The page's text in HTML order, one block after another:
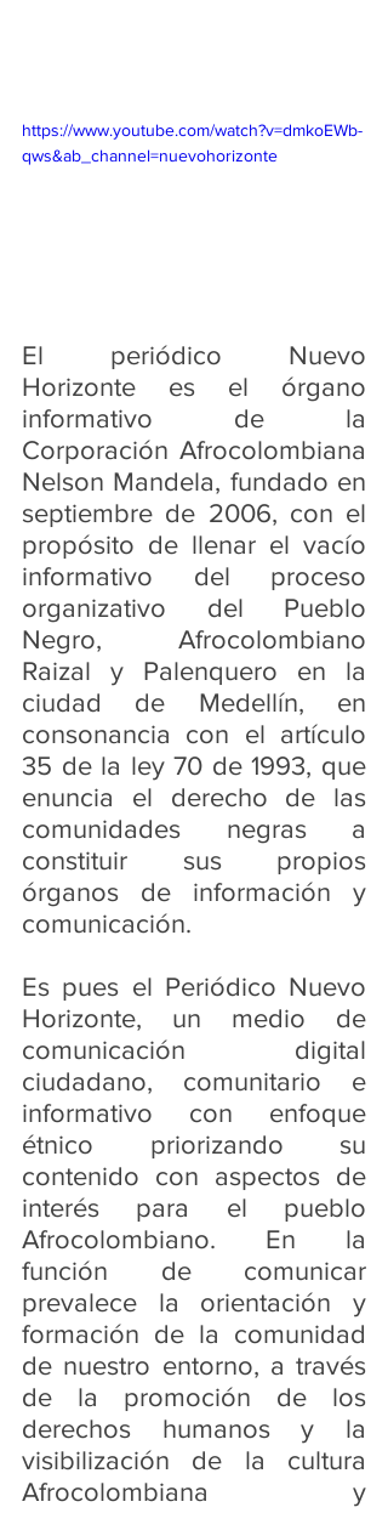
https://www.youtube.com/watch?v=dmkoEWb-
qws&ab_channel=nuevohorizonte
El periódico Nuevo
Horizonte es el órgano
informativo de la
Corporación Afrocolombiana
Nelson Mandela, fundado en
septiembre de 2006, con el
propósito de llenar el vacío
informativo del proceso
organizativo del Pueblo
Negro, Afrocolombiano
Raizal y Palenquero en la
ciudad de Medellín, en
consonancia con el artículo
35 de la ley 70 de 1993, que
enuncia el derecho de las
comunidades negras a
constituir sus propios
órganos de información y
comunicación.
Es pues el Periódico Nuevo
Horizonte, un medio de
comunicación digital
ciudadano, comunitario e
informativo con enfoque
étnico priorizando su
contenido con aspectos de
interés para el pueblo
Afrocolombiano. En la
función de comunicar
prevalece la orientación y
formación de la comunidad
de nuestro entorno, a través
de la promoción de los
derechos humanos y la
visibilización de la cultura
Afrocolombiana y